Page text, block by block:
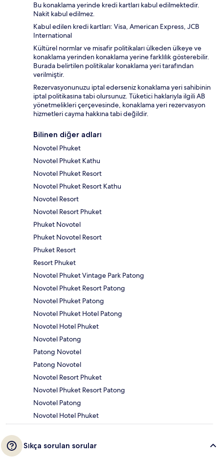
Bu konaklama yerinde kredi kartları kabul edilmektedir.
Nakit kabul edilmez.
Kabul edilen kredi kartları: Visa, American Express, JCB
International
Kültürel normlar ve misafir politikaları ülkeden ülkeye ve
konaklama yerinden konaklama yerine farklılık gösterebilir.
Burada belirtilen politikalar konaklama yeri tarafından
verilmiştir.
Rezervasyonunuzu iptal ederseniz konaklama yeri sahibinin
iptal politikasına tabi olursunuz. Tüketici haklarıyla ilgili AB
yönetmelikleri çerçevesinde, konaklama yeri rezervasyon
hizmetleri cayma hakkına tabi değildir.
Bilinen diğer adları
Novotel Phuket
Novotel Phuket Kathu
Novotel Phuket Resort
Novotel Phuket Resort Kathu
Novotel Resort
Novotel Resort Phuket
Phuket Novotel
Phuket Novotel Resort
Phuket Resort
Resort Phuket
Novotel Phuket Vintage Park Patong
Novotel Phuket Resort Patong
Novotel Phuket Patong
Novotel Phuket Hotel Patong
Novotel Hotel Phuket
Novotel Patong
Patong Novotel
Patong Novotel
Novotel Resort Phuket
Novotel Phuket Resort Patong
Novotel Patong
Novotel Hotel Phuket
Sıkça sorulan sorular